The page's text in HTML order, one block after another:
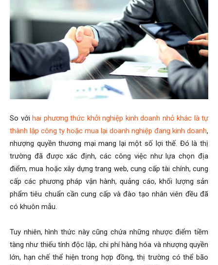
So với hai phương thức khởi nghiệp kinh doanh nhỏ khác là tự
thành lập công ty hoặc mua lại doanh nghiệp đang kinh doanh,
nhượng quyền thương mại mang lại một số lợi thế. Đó là thị
trường đã được xác định, các công việc như lựa chọn địa
điểm, mua hoặc xây dựng trang web, cung cấp tài chính, cung
cấp các phương pháp vận hành, quảng cáo, khối lượng sản
phẩm tiêu chuẩn cần cung cấp và đào tạo nhân viên đều đã
có khuôn mẫu.
Tuy nhiên, hình thức này cũng chứa những nhược điểm tiềm
tàng như thiếu tính độc lập, chi phí hàng hóa và nhượng quyền
lớn, hạn chế thể hiện trong hợp đồng, thị trường có thể bão